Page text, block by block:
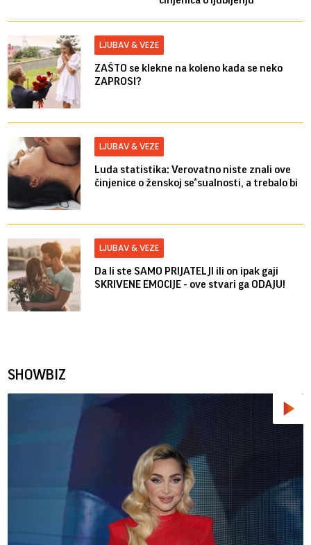
LJUBAV & VEZE
ZAŠTO se klekne na koleno kada se neko
ZAPROSI?
LJUBAV & VEZE
Luda statistika: Verovatno niste znali ove
činjenice o ženskoj se*sualnosti, a trebalo bi
LJUBAV & VEZE
Da li ste SAMO PRIJATELJI ili on ipak gaji
SKRIVENE EMOCIJE - ove stvari ga ODAJU!
SHOWBIZ